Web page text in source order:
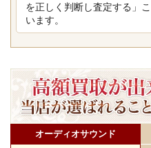
を正しく判断し査定する」
います。
オーディオサウンド